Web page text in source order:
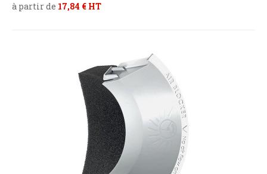
à partir de 17,84 € HT